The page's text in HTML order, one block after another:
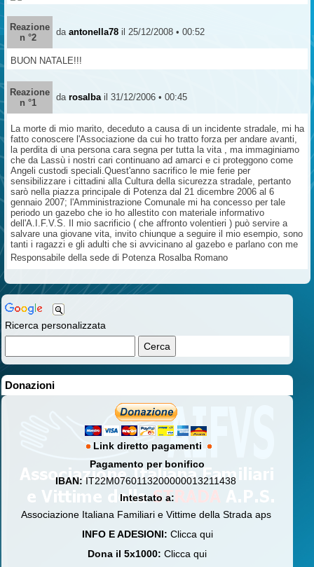
Ricerca personalizzata
Donazioni
Link diretto pagamenti
Pagamento per bonifico
IBAN:IT22M0760113200000013211438
Intestato a:
Associazione Italiana Familiari e Vittime della Strada aps
INFO E ADESIONI: Clicca qui
Dona il 5x1000: Clicca qui
Reazione
n °2
da antonella78 il 25/12/2008 • 00:52
BUON NATALE!!!
Reazione
n °1
da rosalba il 31/12/2006 • 00:45
La morte di mio marito, deceduto a causa di un incidente stradale, mi ha
fatto conoscere l'Associazione da cui ho tratto forza per andare avanti,
la perdita di una persona cara segna per tutta la vita , ma immaginiamo
che da Lassù i nostri cari continuano ad amarci e ci proteggono come
Angeli custodi speciali.Quest'anno sacrifico le mie ferie per
sensibilizzare i cittadini alla Cultura della sicurezza stradale, pertanto
sarò nella piazza principale di Potenza dal 21 dicembre 2006 al 6
gennaio 2007; l'Amministrazione Comunale mi ha concesso per tale
periodo un gazebo che io ho allestito con materiale informativo
dell'A.I.F.V.S. Il mio sacrificio ( che affronto volentieri ) può servire a
salvare una giovane vita, invito chiunque a seguire il mio esempio, sono
tanti i ragazzi e gli adulti che si avvicinano al gazebo e parlano con me
Responsabile della sede di Potenza Rosalba Romano